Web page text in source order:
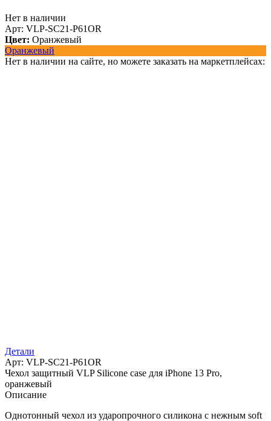
Нет в наличии
Арт: VLP-SC21-P61OR
Цвет: Оранжевый
Оранжевый
Нет в наличии на сайте, но можете заказать на маркетплейсах:
Детали
Арт: VLP-SC21-P61OR
Чехол защитный VLP Silicone case для iPhone 13 Pro,
оранжевый
Описание
Однотонный чехол из ударопрочного силикона c нежным soft